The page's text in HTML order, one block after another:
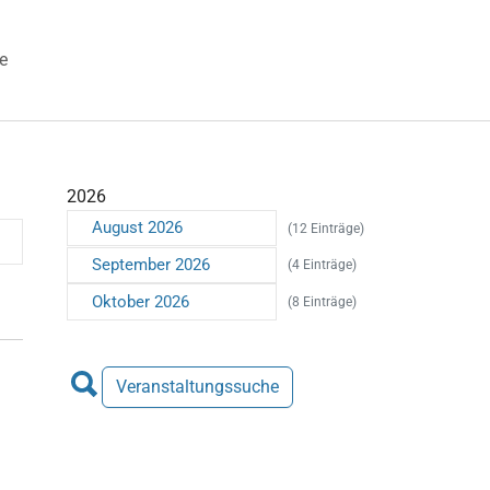
2026
August 2026 (12 Einträge)
September 2026 (4 Einträge)
Oktober 2026 (8 Einträge)
Veranstaltungssuche